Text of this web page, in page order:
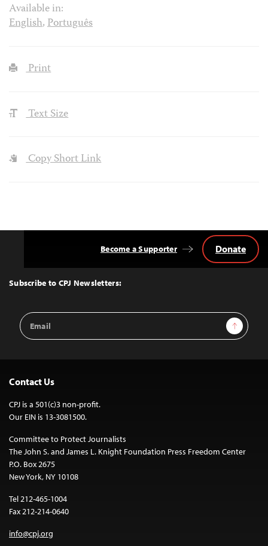
Available in:
English,Português
Print
Text Size
Copy Short Link
Top
Subscribe to CPJ Newsletters:
Email
Address
Sign Up
Become a Supporter Donate
Contact Us
CPJ is a 501(c)3 non-profit.
Our EIN is 13-3081500.
Committee to Protect Journalists
The John S. and James L. Knight Foundation Press Freedom Center
P.O. Box 2675
New York, NY 10108
Tel 212-465-1004
Fax 212-214-0640
info@cpj.org